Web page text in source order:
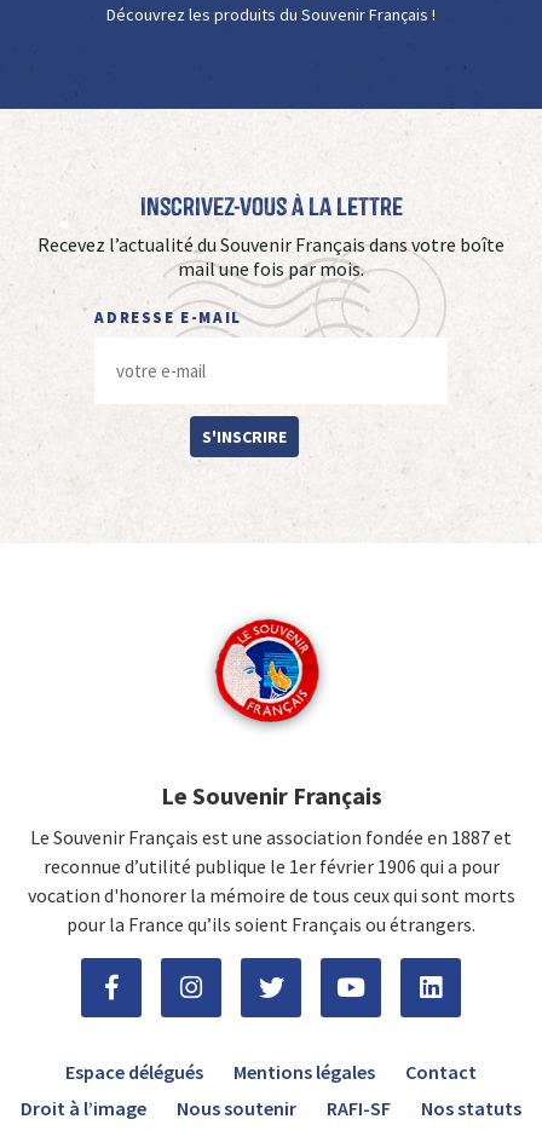
Découvrez les produits du Souvenir Français !
Inscrivez-vous à La Lettre
Recevez l’actualité du Souvenir Français dans votre boîte
mail une fois par mois.
ADRESSE E-MAIL
S'INSCRIRE
Le Souvenir Français
Le Souvenir Français est une association fondée en 1887 et
reconnue d’utilité publique le 1er février 1906 qui a pour
vocation d'honorer la mémoire de tous ceux qui sont morts
pour la France qu’ils soient Français ou étrangers.
Espace délégués Mentions légales
Contact
Droit à l’image
Nous soutenir RAFI-SF Nos statuts